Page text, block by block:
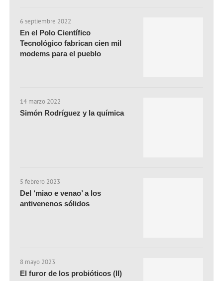
6 septiembre 2022
En el Polo Científico
Tecnológico fabrican cien mil
modems para el pueblo
14 marzo 2022
Simón Rodríguez y la química
5 febrero 2023
Del ‘miao e venao’ a los
antivenenos sólidos
8 mayo 2023
El furor de los probióticos (II)